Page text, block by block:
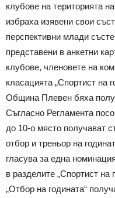
клубове на територията
избраха изявени свои
перспективни млади
представени в анкетни
клубове, членовете на
класацията „Спортист на
Община Плевен бяха
Съгласно Регламента
до 10-о място получават
отбор и треньор на
гласува за една
в разделите „Спортист на
„Отбор на годината“